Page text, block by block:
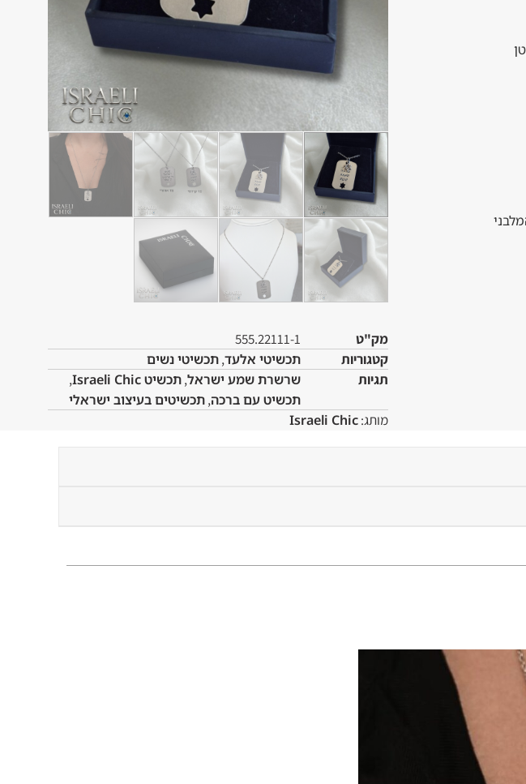
מק"ט
555.22111-1
קטגוריות
תכשיטי אלעד,תכשיטי נשים
תגיות
שרשרת שמע ישראל,תכשיט Israeli Chic
,
תכשיט עם ברכה,תכשיטים בעיצוב ישראלי
מותג:Israeli Chic